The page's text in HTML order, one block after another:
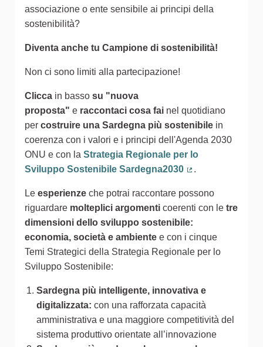
associazione o ente sensibile ai principi della
sostenibilità?
Diventa anche tu Campione di sostenibilità!
Non ci sono limiti alla partecipazione!
Clicca in basso su "nuova
proposta" e raccontaci cosa fai nel quotidiano
per costruire una Sardegna più sostenibile in
coerenza con i valori e i principi dell'Agenda 2030
ONU e con la Strategia Regionale per lo
Sviluppo Sostenibile Sardegna2030
.
Le esperienze che potrai raccontare possono
riguardare molteplici argomenti coerenti con le tre
dimensioni dello sviluppo sostenibile:
economia, società e ambiente e con i cinque
Temi Strategici della Strategia Regionale per lo
Sviluppo Sostenibile:
Sardegna più intelligente, innovativa e
digitalizzata: con una rafforzata capacità
amministrativa e una maggiore competitività del
sistema produttivo orientate all’innovazione